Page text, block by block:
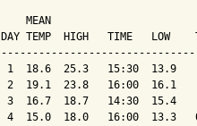
MEAN
DAY TEMP  HIGH   TIME   LOW
1  18.6  25.3   15:30  13.9
2  19.1  23.8   16:00  16.1
3  16.7  18.7   14:30  15.4
4  15.0  18.0   16:00  13.3